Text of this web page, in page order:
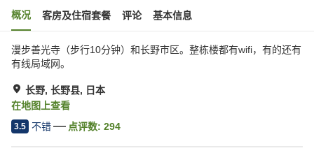
概况 客房及住宿套餐 评论 基本信息
漫步善光寺（步行10分钟）和长野市区。整栋楼都有wifi，有的还有
有线局域网。
长野, 长野县, 日本
在地图上查看
3.5 不错 点评数: 294